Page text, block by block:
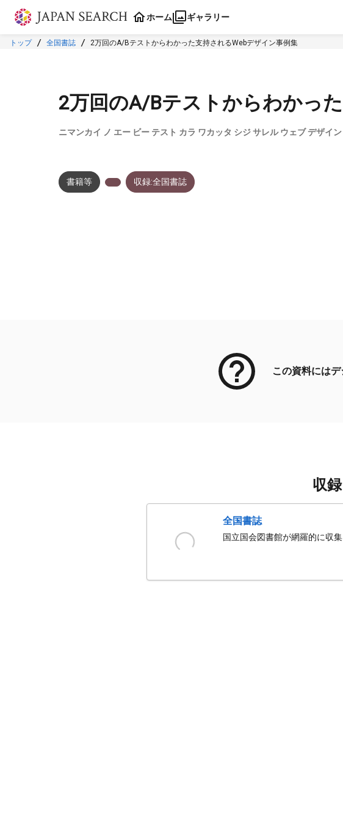
本文に飛ぶ
ホーム ギャラリー
トップ 全国書誌 2万回のA/Bテストからわかった支持されるWebデザイン事例集
2万回のA/Bテストからわかっ
ニマンカイ ノ エー ビー テスト カラ ワカッタ シジ サレル ウェブ デザイ
書籍等 収録:全国書誌
この資料にはデ
収
全国書誌
国立国会図書館が網羅的に収